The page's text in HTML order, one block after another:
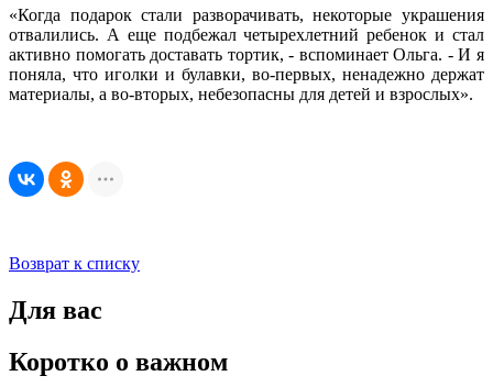
«Когда подарок стали разворачивать, некоторые украшения
отвалились. А еще подбежал четырехлетний ребенок и стал
активно помогать доставать тортик, - вспоминает Ольга. - И я
поняла, что иголки и булавки, во-первых, ненадежно держат
материалы, а во-вторых, небезопасны для детей и взрослых».
Возврат к списку
Для вас
Коротко о важном